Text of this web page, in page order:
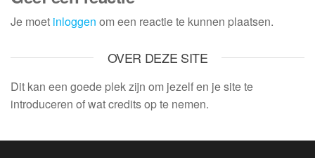
Je moet inloggen om een reactie te kunnen plaatsen.
OVER DEZE SITE
Dit kan een goede plek zijn om jezelf en je site te
introduceren of wat credits op te nemen.